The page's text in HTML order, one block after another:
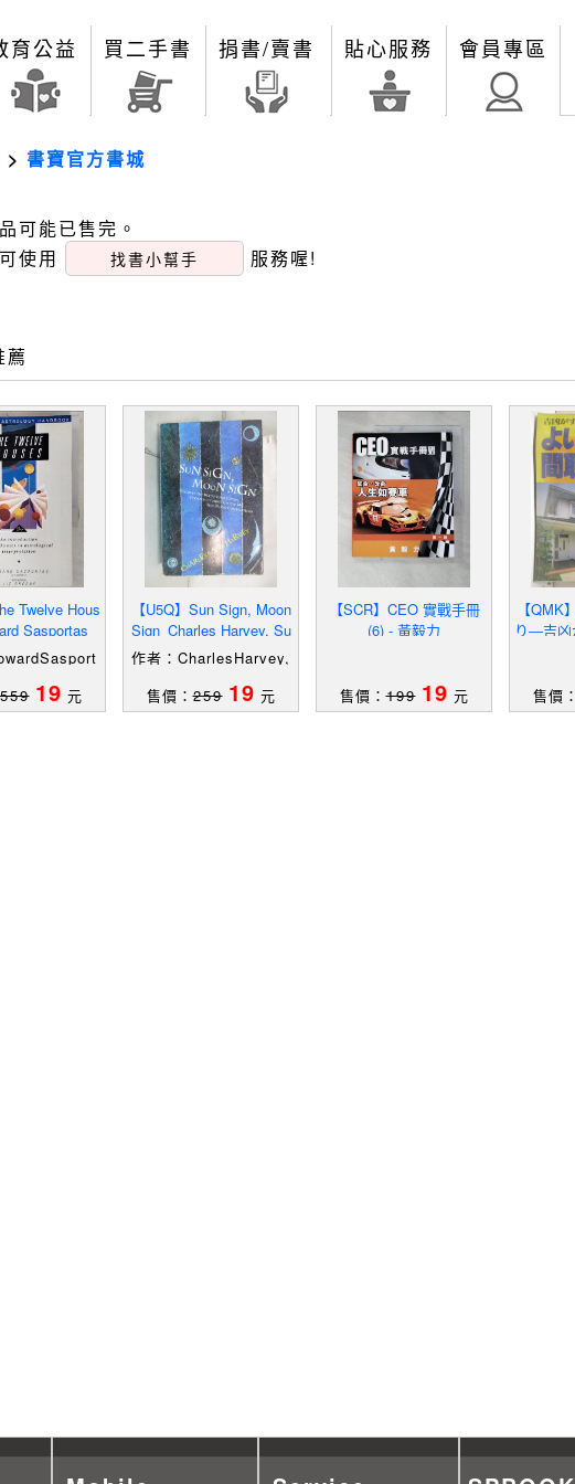
育公益 買二手書 捐書/賣書 貼心服務 會員專區
> 書寶官方書城
可能已售完。
使用
找書小幫手 服務喔!
薦
Twelve Hous
Sasportas
559 19 元
【U5Q】Sun Sign, Moon
Sign_Charles Harvey, Su
zi Harvey
作者：CharlesHarvey,
售價：259 19 元
【SCR】CEO 實戰手冊
(6) - 黃毅力
售價：199 19 元
【QMK
り―吉凶
售價